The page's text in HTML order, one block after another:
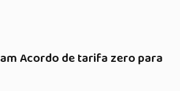
Acordo de tarifa zero para